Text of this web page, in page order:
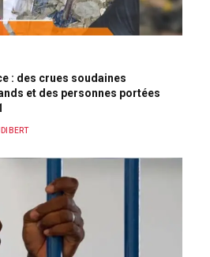
: des crues soudaines
et des personnes portées